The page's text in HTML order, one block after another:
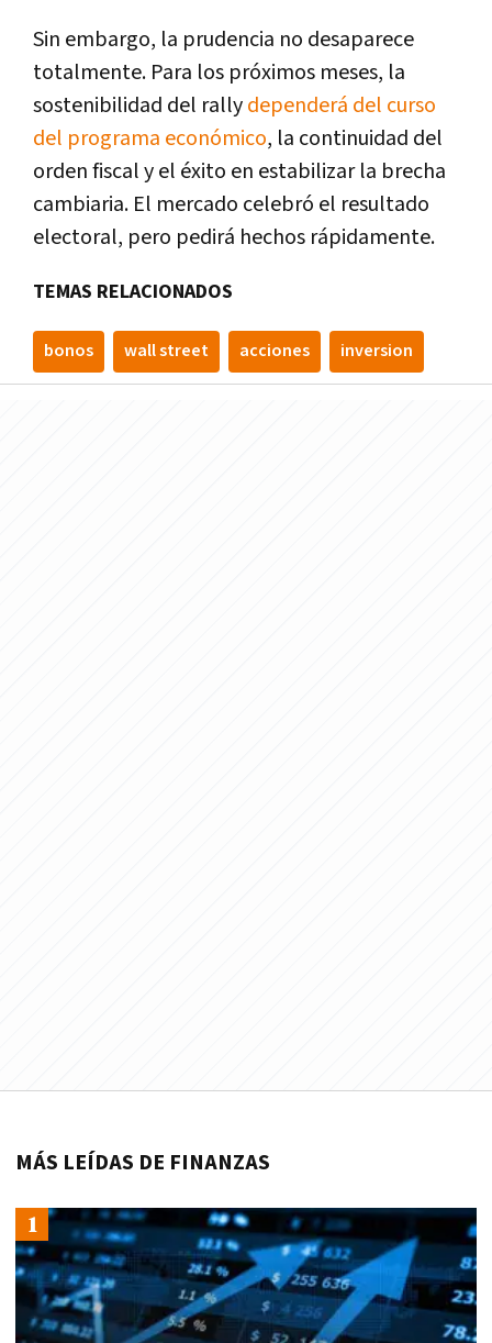
Sin embargo, la prudencia no desaparece
totalmente. Para los próximos meses, la
sostenibilidad del rallydependerá del curso
del programa económico, la continuidad del
orden fiscal y el éxito en estabilizar la brecha
cambiaria. El mercado celebró el resultado
electoral, pero pedirá hechos rápidamente.
TEMAS RELACIONADOS
bonos wall street acciones inversion
MÁS LEÍDAS DE FINANZAS